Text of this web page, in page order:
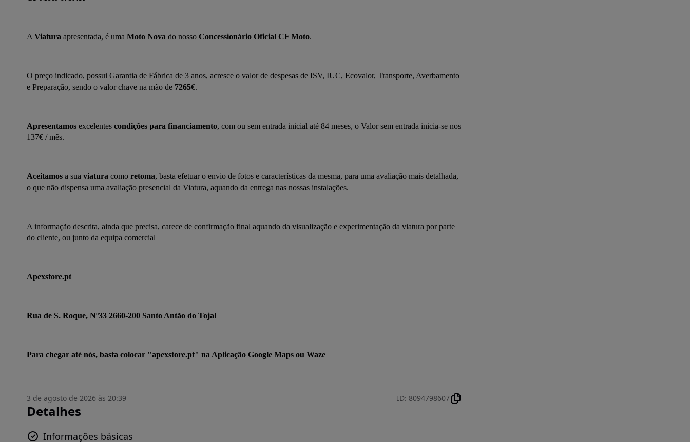
A Viatura apresentada, é uma Moto Nova do nosso Concessionário Oficial CF Moto.
O preço indicado, possui Garantia de Fábrica de 3 anos, acresce o valor de despesas de ISV, IUC, Ecovalor, Transporte, Averbamento
e Preparação, sendo o valor chave na mão de 7265€.
Apresentamos excelentes condições para financiamento, com ou sem entrada inicial até 84 meses, o Valor sem entrada inicia-se nos
137€ / mês.
Aceitamos a sua viatura como retoma, basta efetuar o envio de fotos e características da mesma, para uma avaliação mais detalhada,
o que não dispensa uma avaliação presencial da Viatura, aquando da entrega nas nossas instalações.
A informação descrita, ainda que precisa, carece de confirmação final aquando da visualização e experimentação da viatura por parte
do cliente, ou junto da equipa comercial
Apexstore.pt
Rua de S. Roque, Nº33 2660-200 Santo Antão do Tojal
Para chegar até nós, basta colocar "apexstore.pt" na Aplicação Google Maps ou Waze
3 de agosto de 2026 às 20:39 ID: 8094798607
Detalhes
Informações básicas